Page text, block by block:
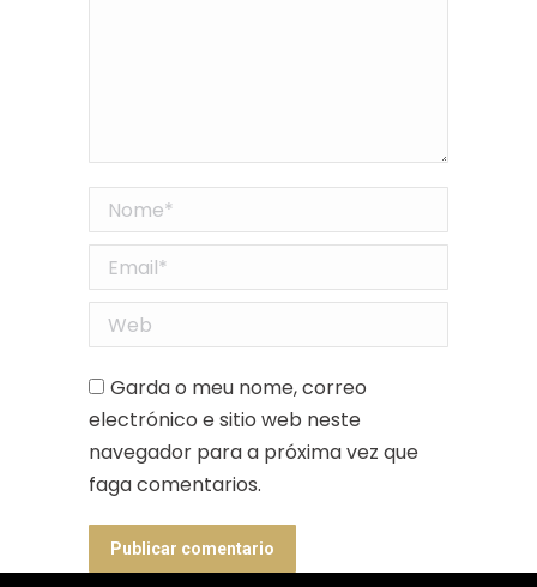
Nome *
Email *
Web
Garda o meu nome, correo
electrónico e sitio web neste
navegador para a próxima vez que
faga comentarios.
Publicar comentario